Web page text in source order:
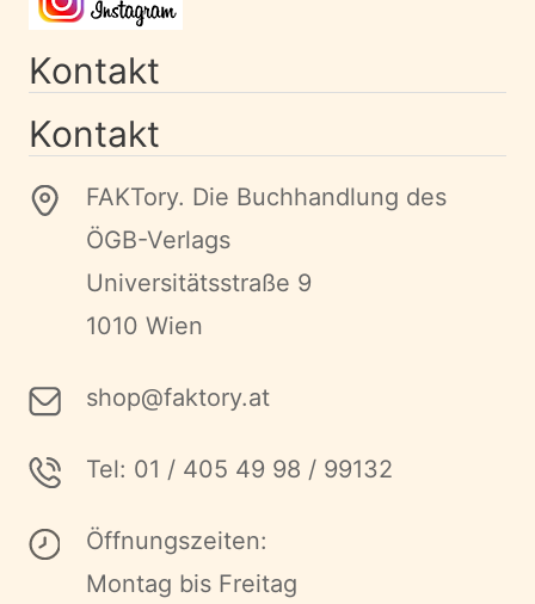
Kontakt
Kontakt
FAKTory. Die Buchhandlung des
ÖGB-Verlags
Universitätsstraße 9
1010 Wien
shop@faktory.at
Tel: 01 / 405 49 98 / 99132
Öffnungszeiten:
Montag bis Freitag